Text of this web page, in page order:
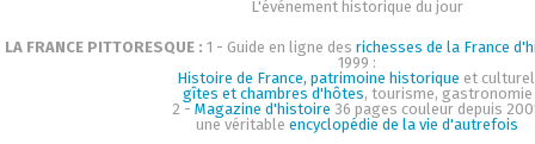
L'événement historique du jour
LA FRANCE PITTORESQUE : 1 - Guide en ligne des richesses de la France
1999 :
Histoire de France, patrimoine historique et
gîtes et chambres d'hôtes, tourisme, gastronomie
2 - Magazine d'histoire 36 pages couleur depuis
une véritableencyclopédie de la vie d'autrefois